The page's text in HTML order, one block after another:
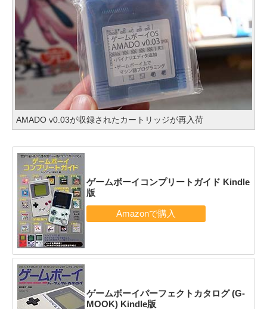
AMADO v0.03が収録されたカートリッジが再入荷
ゲームボーイコンプリートガイド Kindle
版
ゲームボーイパーフェクトカタログ (G-
MOOK) Kindle版